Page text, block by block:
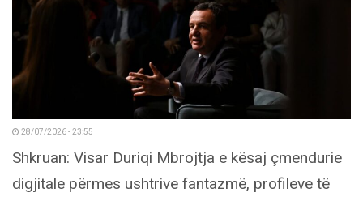
28/07/2026 - 23:55
Shkruan: Visar Duriqi Mbrojtja e kësaj çmendurie
digjitale përmes ushtrive fantazmë, profileve të